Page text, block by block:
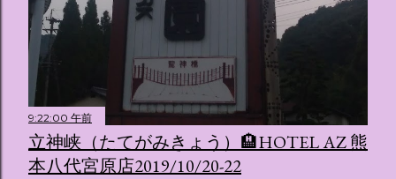
9:22:00 午前
立神峡（たてがみきょう）🏨HOTEL AZ 熊
本八代宮原店2019/10/20-22